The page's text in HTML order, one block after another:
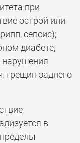
при
острой или
сепсис);
диабете,
нарушения
трещин заднего
в